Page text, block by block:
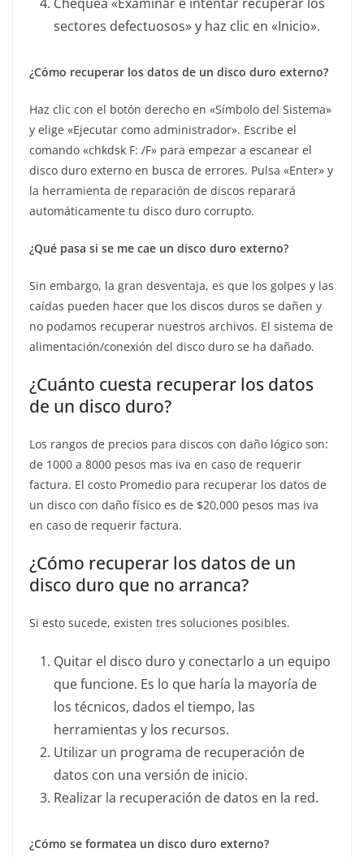
sectores defectuosos» y haz clic en «Inicio».
¿Cómo recuperar los datos de un disco duro externo?
Haz clic con el botón derecho en «Símbolo del Sistema»
y elige «Ejecutar como administrador». Escribe el
comando «chkdsk F: /F» para empezar a escanear el
disco duro externo en busca de errores. Pulsa «Enter» y
la herramienta de reparación de discos reparará
automáticamente tu disco duro corrupto.
¿Qué pasa si se me cae un disco duro externo?
Sin embargo, la gran desventaja, es que los golpes y las
caídas pueden hacer que los discos duros se dañen y
no podamos recuperar nuestros archivos. El sistema de
alimentación/conexión del disco duro se ha dañado.
¿Cuánto cuesta recuperar los datos
de un disco duro?
Los rangos de precios para discos con daño lógico son:
de 1000 a 8000 pesos mas iva en caso de requerir
factura. El costo Promedio para recuperar los datos de
un disco con daño físico es de $20,000 pesos mas iva
en caso de requerir factura.
¿Cómo recuperar los datos de un
disco duro que no arranca?
Si esto sucede, existen tres soluciones posibles.
Quitar el disco duro y conectarlo a un equipo
que funcione. Es lo que haría la mayoría de
los técnicos, dados el tiempo, las
herramientas y los recursos.
Utilizar un programa de recuperación de
datos con una versión de inicio.
Realizar la recuperación de datos en la red.
¿Cómo se formatea un disco duro externo?